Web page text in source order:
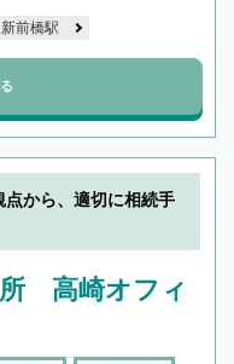
新前橋駅
点から、適切に相続手
高崎オフィ